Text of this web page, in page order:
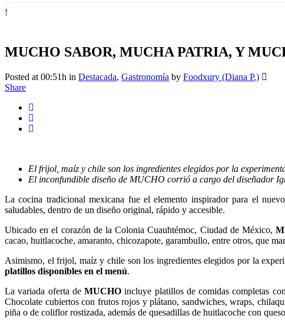
MUCHO SABOR, MUCHA PATRIA, Y
Posted at 00:51h in Destacada, Gastronomía by Foodxury (Diana P.)
Share
El frijol, maíz y chile son los ingredientes elegidos por la
El inconfundible diseño de MUCHO corrió a cargo del diseñador
La cocina tradicional mexicana fue el elemento inspirador para el
saludables, dentro de un diseño original, rápido y accesible.
Ubicado en el corazón de la Colonia Cuauhtémoc, Ciudad de México,
cacao, huitlacoche, amaranto, chicozapote, garambullo, entre otros, que
Asimismo, el frijol, maíz y chile son los ingredientes elegidos por la
platillos disponibles en el menú.
La variada oferta deMUCHO incluye platillos de comidas completas
Chocolate cubiertos con frutos rojos y plátano, sandwiches, wraps,
piña o de coliflor rostizada, además de quesadillas de huitlacoche con